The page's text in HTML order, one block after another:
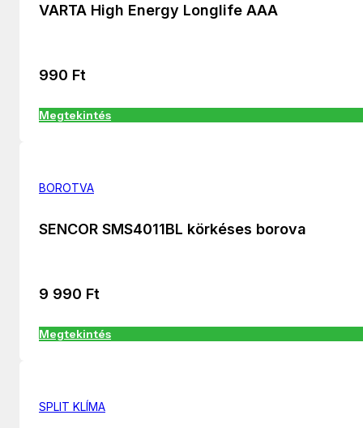
VARTA High Energy Longlife AAA
990 Ft
Megtekintés
BOROTVA
SENCOR SMS4011BL körkéses borova
9 990 Ft
Megtekintés
SPLIT KLÍMA